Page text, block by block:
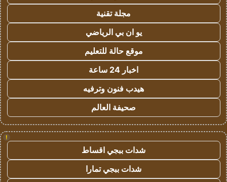
مجلة تقنية
يو ان بي الرياضي
موقع حالة للتعليم
اخبار 24 ساعة
هيدب فنون وترفيه
صحيفة العالم
!
شدات ببجي اقساط
شدات ببجي تمارا